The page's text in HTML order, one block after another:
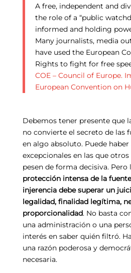
A free, independent and
the role of a “public
informed and holding
Many journalists, media
have used the European
Rights to fight for free
COE – Council of Europe.
European Convention on
Debemos tener presente que
no convierte el secreto de las
en algo absoluto. Puede
excepcionales en las que
pesen de forma decisiva. Pero
protección intensa de la fuente
injerencia debe superar un
legalidad, finalidad legítima,
proporcionalidad. No basta
una administración o una
interés en saber quién filtró.
una razón poderosa y
necesaria.